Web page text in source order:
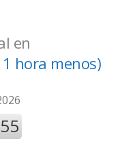
en
hora menos)